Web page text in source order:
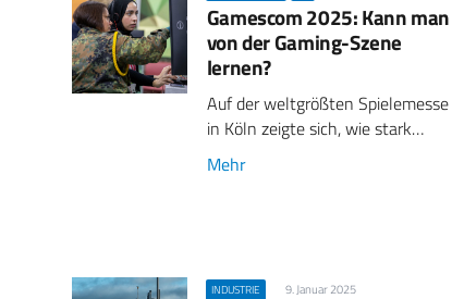
Gamescom 2025: Kann man
von der Gaming-Szene
lernen?
Auf der weltgrößten Spielemesse
in Köln zeigte sich, wie stark…
Mehr
INDUSTRIE 9. Januar 2025